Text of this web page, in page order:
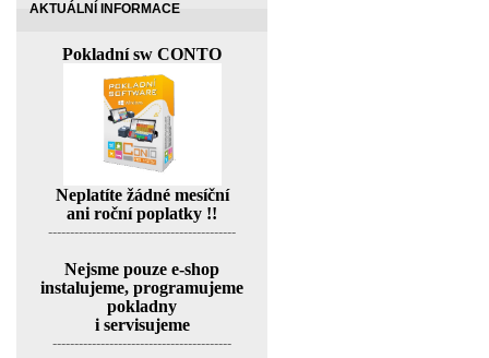
AKTUÁLNÍ INFORMACE
Pokladní sw CONTO
Neplatíte žádné mesíční
ani roční poplatky !!
-------------------------------------------
Nejsme pouze e-shop
instalujeme, programujeme
pokladny
i servisujeme
-----------------------------------------